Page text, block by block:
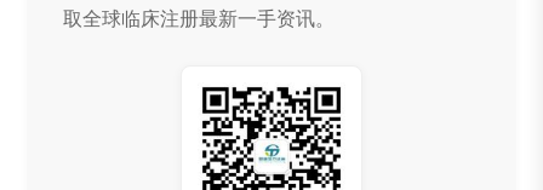
取全球临床注册最新一手资讯。